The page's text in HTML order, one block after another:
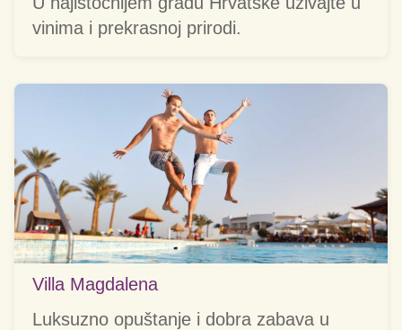
vinima i prekrasnoj prirodi.
Villa Magdalena
Luksuzno opuštanje i dobra zabava u